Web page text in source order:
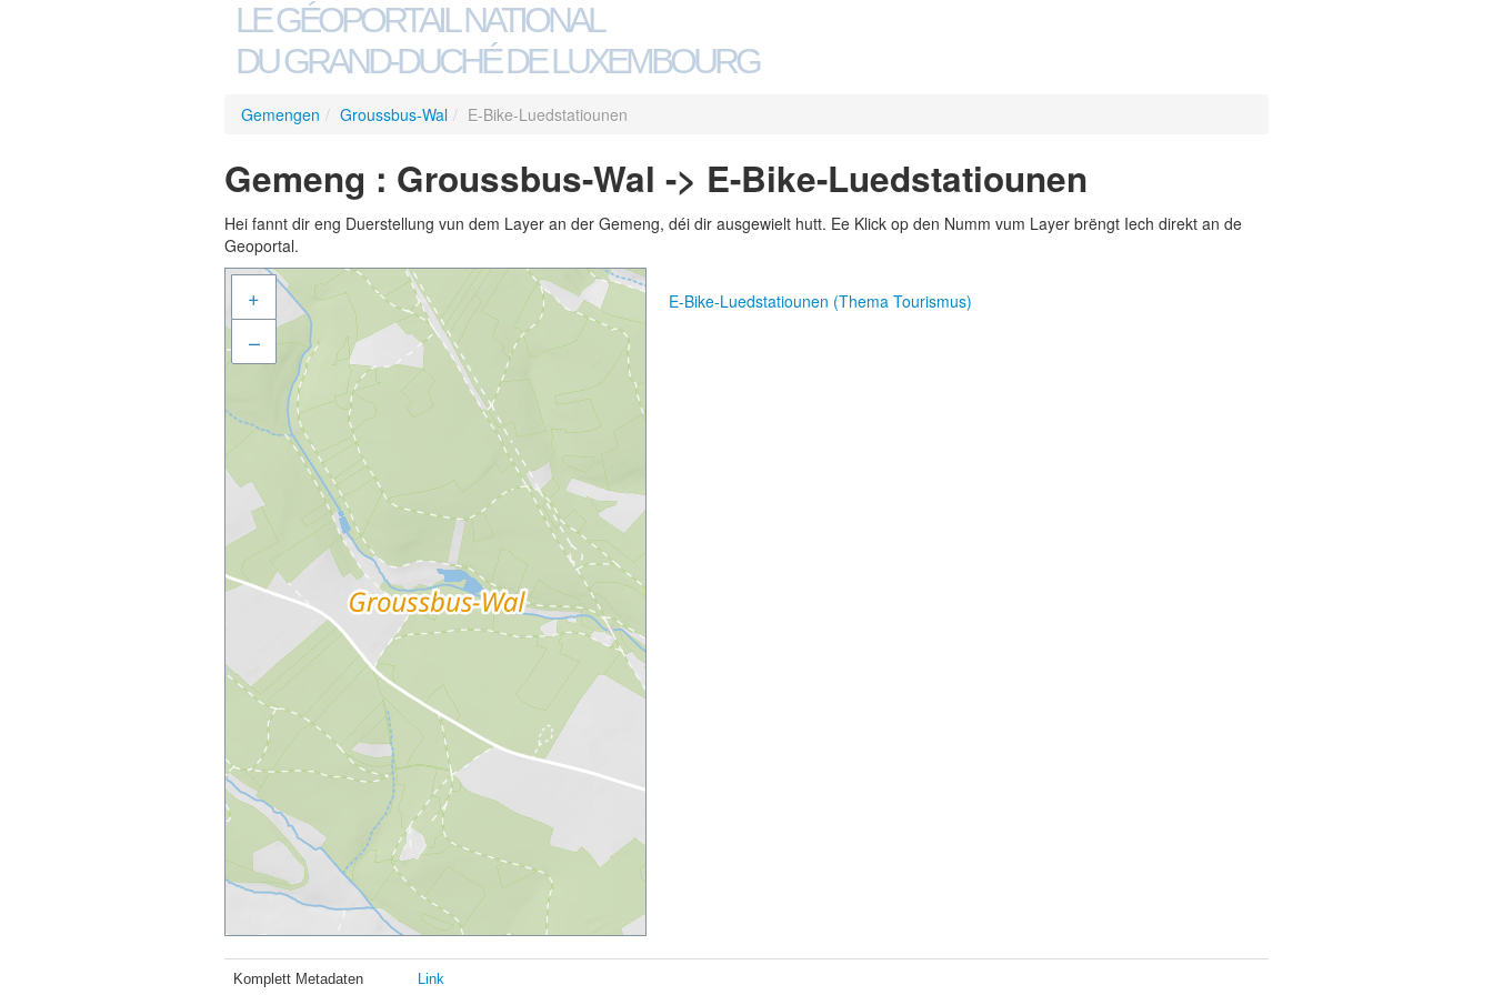
LE GÉOPORTAIL NATIONAL
DU GRAND-DUCHÉ DE LUXEMBOURG
Gemengen / Groussbus-Wal / E-Bike-Luedstatiounen
Gemeng : Groussbus-Wal -> E-Bike-Luedstatiounen
Hei fannt dir eng Duerstellung vun dem Layer an der Gemeng, déi dir ausgewielt hutt. Ee Klick op den Numm vum Layer brëngt Iech direkt an de
Geoportal.
+
–
E-Bike-Luedstatiounen (Thema Tourismus)
Komplett Metadaten Link